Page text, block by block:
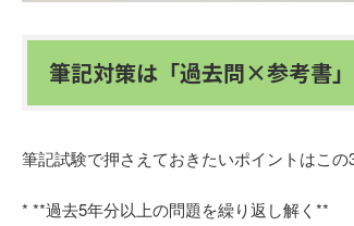
筆記対策は「過去問×参考書
筆記試験で押さえておきたいポイントはこの3
* **過去5年分以上の問題を繰り返し解く**